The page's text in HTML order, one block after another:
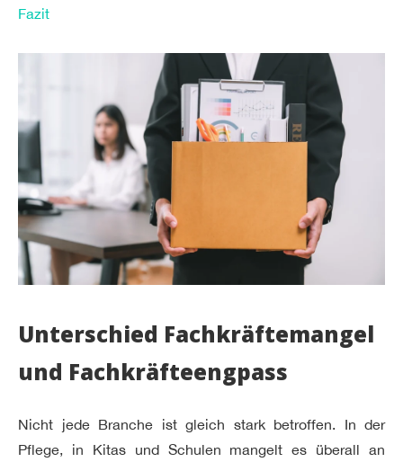
Fazit
Unterschied Fachkräftemangel
und Fachkräfteengpass
Nicht jede Branche ist gleich stark betroffen. In der
Pflege, in Kitas und Schulen mangelt es überall an